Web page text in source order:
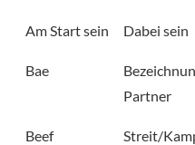
Am Start sein Dabei sein
Bae
Partner
Beef Streit/